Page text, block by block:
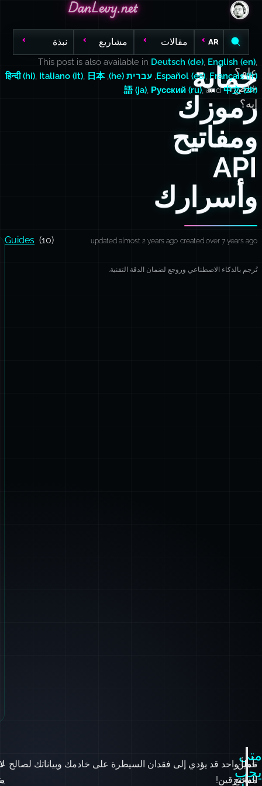
DanLevy.net
DanLevy.net
DanLevy.net
AR مقالات مشاريع نبذة
حماية
رموزك
ومفاتيح
API
وأسرارك
عام؟
خاص؟
إيه؟
This post is also available in Deutsch (de), English (en),
Español (es), Français (fr)
, עברית (he) ,
हिन्दी (hi), Italiano (it), 日本
語 (ja), Русский (ru), and中文 (zh)
.
created over 7 years ago
updated almost 2 years ago
Guides (10)
تُرجم بالذكاء الاصطناعي وروجع لضمان الدقة التقنية.
متى
يجب
تأمين
مفاتيح
خطأ واحد قد يؤدي إلى فقدان السيطرة على خادمك وبياناتك لصالح
المخترقين!
لا